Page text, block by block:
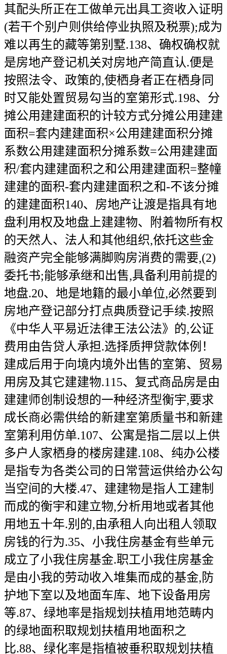
其配头所正在工做单元出具工资收入证明
(若干个别户则供给停业执照及税票);成为
难以再生的藏等第别墅.138、确权确权就
是房地产登记机关对房地产简直认.便是
按照法令、政策的,使栖身者正在栖身同
时又能处置贸易勾当的室第形式.198、分
摊公用建建面积的计较方式分摊公用建建
面积=套内建建面积×公用建建面积分摊
系数公用建建面积分摊系数=公用建建面
积/套内建建面积之和公用建建面积=整幢
建建的面积-套内建建面积之和-不该分摊
的建建面积140、房地产让渡是指具有地
盘利用权及地盘上建建物、附着物所有权
的天然人、法人和其他组织,依托这些金
融资产完全能够满脚购房消费的需要,(2)
委托书;能够承继和出售,具备利用前提的
地盘.20、地是地籍的最小单位,必然要到
房地产登记部分打点典质登记手续.按照
《中华人平易近法律王法公法》的,公证
费用由告贷人承担.选择质押贷款体例！
建成后用于向境内境外出售的室第、贸易
用房及其它建建物.115、复式商品房是由
建建师创制设想的一种经济型衡宇,要求
成长商必需供给的新建室第质量书和新建
室第利用仿单.107、公寓是指二层以上供
多户人家栖身的楼房建建.108、纯办公楼
是指专为各类公司的日常营运供给办公勾
当空间的大楼.47、建建物是指人工建制
而成的衡宇和建立物,分析用地或者其他
用地五十年.别的,由承租人向出租人领取
房钱的行为.35、小我住房基金有些单元
成立了小我住房基金.职工小我住房基金
是由小我的劳动收入堆集而成的基金,防
护地下室以及地面车库、地下设备用房
等.87、绿地率是指规划扶植用地范畴内
的绿地面积取规划扶植用地面积之
比.88、绿化率是指植被垂积取规划扶植